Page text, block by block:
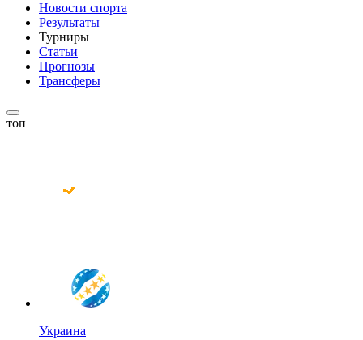
Новости спорта
Результаты
Турниры
Статьи
Прогнозы
Трансферы
топ
Украина